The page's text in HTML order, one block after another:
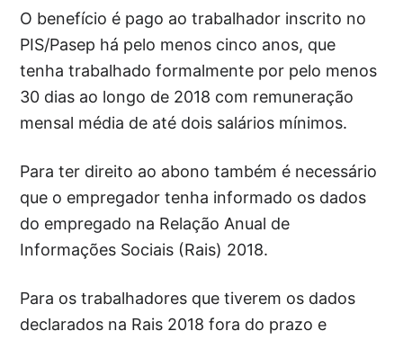
O benefício é pago ao trabalhador inscrito no
PIS/Pasep há pelo menos cinco anos, que
tenha trabalhado formalmente por pelo menos
30 dias ao longo de 2018 com remuneração
mensal média de até dois salários mínimos.
Para ter direito ao abono também é necessário
que o empregador tenha informado os dados
do empregado na Relação Anual de
Informações Sociais (Rais) 2018.
Para os trabalhadores que tiverem os dados
declarados na Rais 2018 fora do prazo e